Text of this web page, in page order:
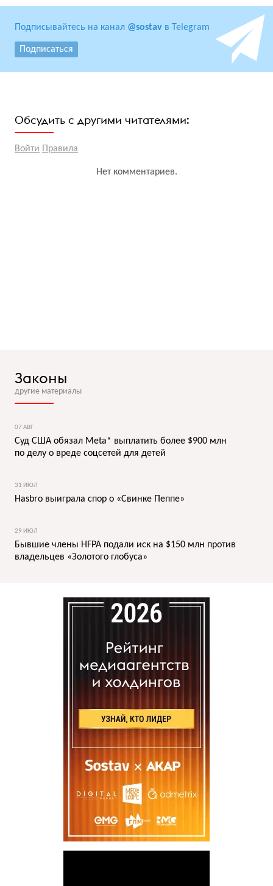
Подписывайтесь на канал @sostav в Telegram
Подписаться
Обсудить с другими читателями:
Войти Правила
Нет комментариев.
Законы
другие материалы
07 АВГ
Суд США обязал Meta* выплатить более $900 млн
по делу о вреде соцсетей для детей
31 ИЮЛ
Hasbro выиграла спор о «Свинке Пеппе»
29 ИЮЛ
Бывшие члены HFPA подали иск на $150 млн против
владельцев «Золотого глобуса»